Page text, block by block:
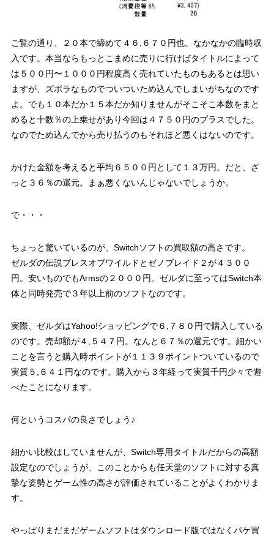
ご覧の通り、２０本で締めて４６,６７０円也。なかなかの臨時収
入です。本当ならもっとこまめに売りに行けばタイトルによって
は５００円〜１０００円程度高く売れていたものもあるとは思い
ますが、ズボラなものでついついため込んでしまいがちなのです
よ。でも１０本だか１５本だか知りませんがそこそこ本数をまと
めると十数％の上乗せがあり今回は４７５０円のプラスでした。
なのでため込んでから売り払うのもそれほど悪くはないのです。
かけた金額を考えると平均６５００円として１３万円。だと、ざ
っと３６％の還元。まぁ悪くないんじゃないでしょうか。
で・・・
ちょっと驚いているのが、Switchソフトの買取額の高さです。
ゼルダの伝説ブレスオブワイルドとゼノブレイド２が４３００
円。安いものでもArmsの２０００円。ゼルダに至ってはSwitch本
体と同時発売で３年以上前のソフトなのです。
実際、ゼルダはYahoo!ショッピングで６,７８０円で購入している
のです。売却額が４,５４７円。なんと６７％の還元です。細かい
ことを言うと購入時ポイントが１１３９ポイントついているので
実質５,６４１円なのです。購入から３年経って実質千円少々で遊
べたことになります。
何というコスパの良さでしょう♪
細かい比較はしていませんが、Switch専用タイトルだからの高額
設定なのでしょうが、このことからも任天堂のソフトに対する真
摯な姿勢とゲーム性の高さが評価されていることがよくわかりま
す。
やっぱりまだまだゲームソフトはダウンロード版ではなくパケ買